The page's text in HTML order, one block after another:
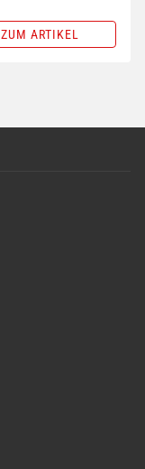
ZUM ARTIKEL